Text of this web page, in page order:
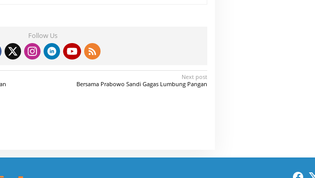
Follow Us
Next post
Bersama Prabowo Sandi Gagas Lumbung Pangan